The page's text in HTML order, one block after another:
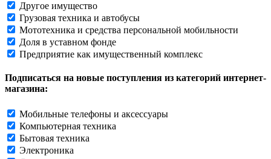
Другое имущество
Грузовая техника и автобусы
Мототехника и средства персональной мобильности
Доля в уставном фонде
Предприятие как имущественный комплекс
Подписаться на новые поступления из категорий интернет-
магазина:
Мобильные телефоны и аксессуары
Компьютерная техника
Бытовая техника
Электроника